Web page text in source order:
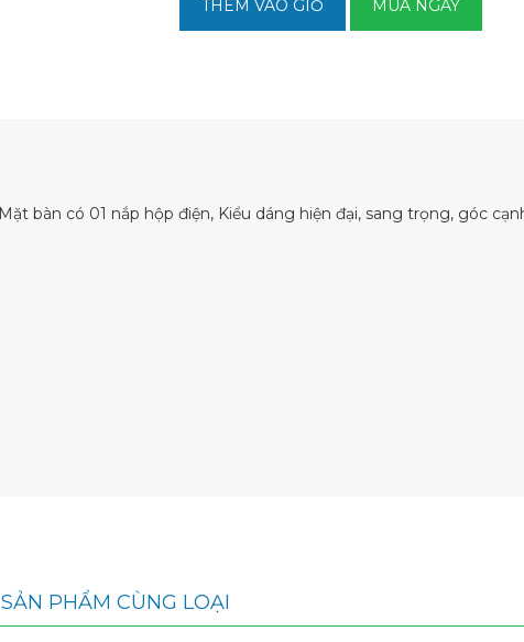
THÊM VÀO GIỎ MUA NGAY
bàn có 01 nắp hộp điện, Kiểu dáng hiện đại, sang trọng, góc
SẢN PHẨM CÙNG LOẠI